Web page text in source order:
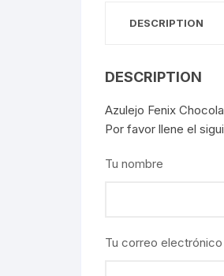
DESCRIPTION
DESCRIPTION
Azulejo Fenix
Por favor llene el
Tu nombre
Tu correo electrónico